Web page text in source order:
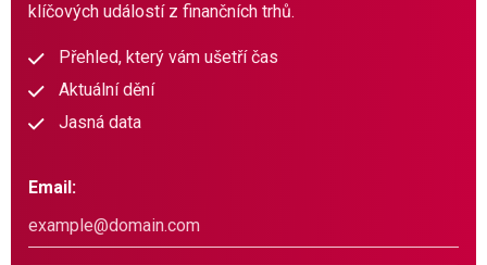
klíčových událostí z finančních trhů.
Přehled, který vám ušetří čas
Aktuální dění
Jasná data
Email: